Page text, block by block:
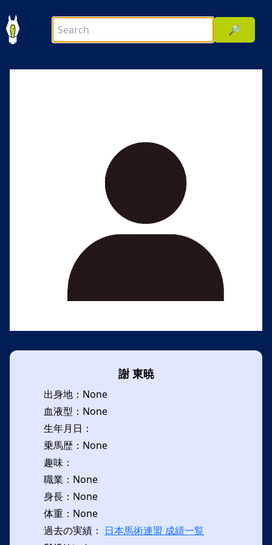
🔎
謝 東暁
出身地：None
血液型：None
生年月日：
乗馬歴：None
趣味：
職業：None
身長：None
体重：None
過去の実績： 日本馬術連盟 成績一覧